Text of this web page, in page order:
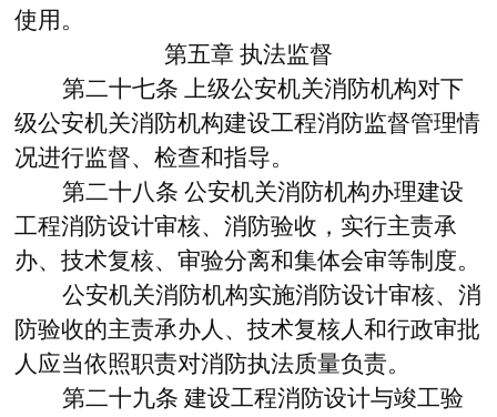
使用。
第五章 执法监督
第二十七条 上级公安机关消防机构对下
级公安机关消防机构建设工程消防监督管理情
况进行监督、检查和指导。
第二十八条 公安机关消防机构办理建设
工程消防设计审核、消防验收，实行主责承
办、技术复核、审验分离和集体会审等制度。
公安机关消防机构实施消防设计审核、消
防验收的主责承办人、技术复核人和行政审批
人应当依照职责对消防执法质量负责。
第二十九条 建设工程消防设计与竣工验